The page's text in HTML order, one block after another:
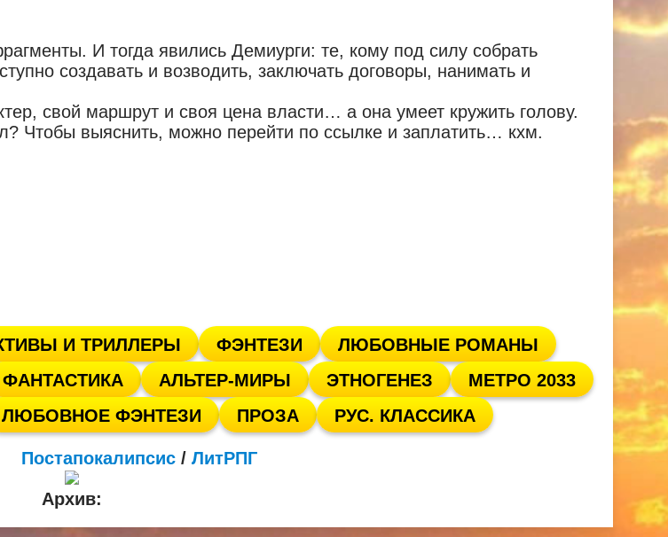
И тогда явились Демиурги: те, кому под силу собрать
создавать и возводить, заключать договоры, нанимать и
свой маршрут и своя цена власти… а она умеет кружить голову.
Чтобы выяснить, можно перейти по ссылке и заплатить… кхм.
И ТРИЛЛЕРЫ ФЭНТЕЗИ
ЛЮБОВНЫЕ РОМАНЫ
ФАНТАСТИКА АЛЬТЕР-МИРЫ ЭТНОГЕНЕЗ
МЕТРО 2033
ЛЮБОВНОЕ ФЭНТЕЗИ ПРОЗА
РУС. КЛАССИКА
Постапокалипсис/ ЛитРПГ
Архив: